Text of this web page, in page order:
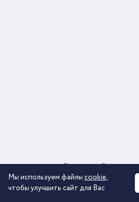
2026 © ООО «КОМОС ГРУПП»
О компании Соглашение
Политика обработки
Мы используем файлы cookie,
чтобы улучшить сайт для Вас